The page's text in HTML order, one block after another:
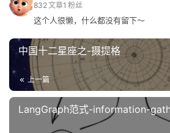
832文章1 粉丝
这个人很懒，什么都没有留下～
中国十二星座之-摄提格
上一篇
LangGraph范式-information-